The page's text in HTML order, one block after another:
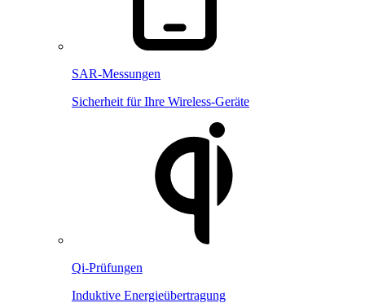
SAR-Messungen
Sicherheit für Ihre Wireless-Geräte
Qi-Prüfungen
Induktive Energieübertragung